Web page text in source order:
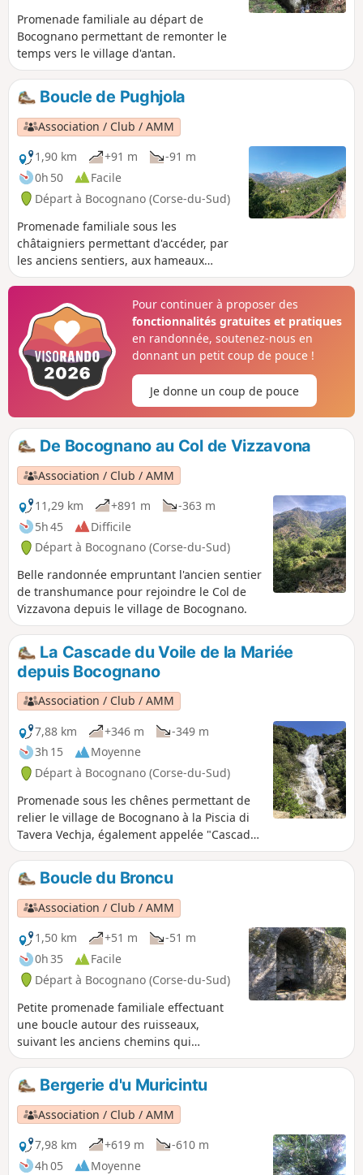
Promenade familiale au départ de
Bocognano permettant de remonter le
temps vers le village d'antan.
Boucle de Pughjola
Association / Club / AMM
1,90 km
+91 m
-91 m
0h 50
Facile
Départ à Bocognano (Corse-du-Sud)
Promenade familiale sous les
châtaigniers permettant d'accéder, par
les anciens sentiers, aux hameaux
perchés du village de Bocognano.
Pour continuer à proposer des
fonctionnalités gratuites et pratiques
en randonnée, soutenez-nous en
donnant un petit coup de pouce !
Je donne un coup de pouce
De Bocognano au Col de Vizzavona
Association / Club / AMM
11,29 km
+891 m
-363 m
5h 45
Difficile
Départ à Bocognano (Corse-du-Sud)
Belle randonnée empruntant l'ancien sentier
de transhumance pour rejoindre le Col de
Vizzavona depuis le village de Bocognano.
La Cascade du Voile de la Mariée
depuis Bocognano
Association / Club / AMM
7,88 km
+346 m
-349 m
3h 15
Moyenne
Départ à Bocognano (Corse-du-Sud)
Promenade sous les chênes permettant de
relier le village de Bocognano à la Piscia di
Tavera Vechja, également appelée "Cascade
du Voile de la Mariée".
Boucle du Broncu
Association / Club / AMM
1,50 km
+51 m
-51 m
0h 35
Facile
Départ à Bocognano (Corse-du-Sud)
Petite promenade familiale effectuant
une boucle autour des ruisseaux,
suivant les anciens chemins qui
reliaient autrefois les différents
hameaux ou conduisaient aux jardins
des villageois.
Bergerie d'u Muricintu
Association / Club / AMM
7,98 km
+619 m
-610 m
4h 05
Moyenne